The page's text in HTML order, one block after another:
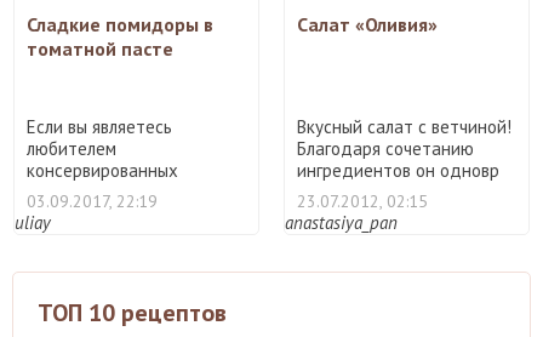
Сладкие помидоры в
томатной пасте
Если вы являетесь
любителем
консервированных
помидоров на зиму, то э ...
03.09.2017, 22:19
uliay
Салат «Оливия»
Вкусный салат с ветчиной!
Благодаря сочетанию
ингредиентов он одновр
...
23.07.2012, 02:15
anastasiya_pan
ТОП 10 рецептов